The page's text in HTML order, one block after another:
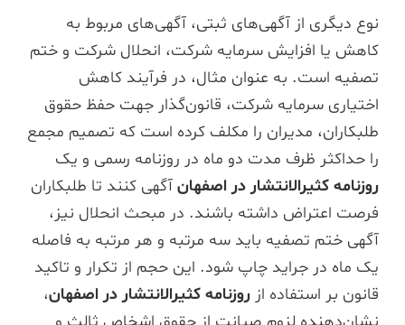
نوع دیگری از آگهی‌های ثبتی، آگهی‌های مربوط به
کاهش یا افزایش سرمایه شرکت، انحلال شرکت و ختم
تصفیه است. به عنوان مثال، در فرآیند کاهش
اختیاری سرمایه شرکت، قانون‌گذار جهت حفظ حقوق
طلبکاران، مدیران را مکلف کرده است که تصمیم مجمع
را حداکثر ظرف مدت دو ماه در روزنامه رسمی و یک
روزنامه کثیرالانتشار در اصفهانآگهی کنند تا طلبکاران
فرصت اعتراض داشته باشند. در مبحث انحلال نیز،
آگهی ختم تصفیه باید سه مرتبه و هر مرتبه به فاصله
یک ماه در جراید چاپ شود. این حجم از تکرار و تاکید
قانون بر استفاده از روزنامه کثیرالانتشار در اصفهان،